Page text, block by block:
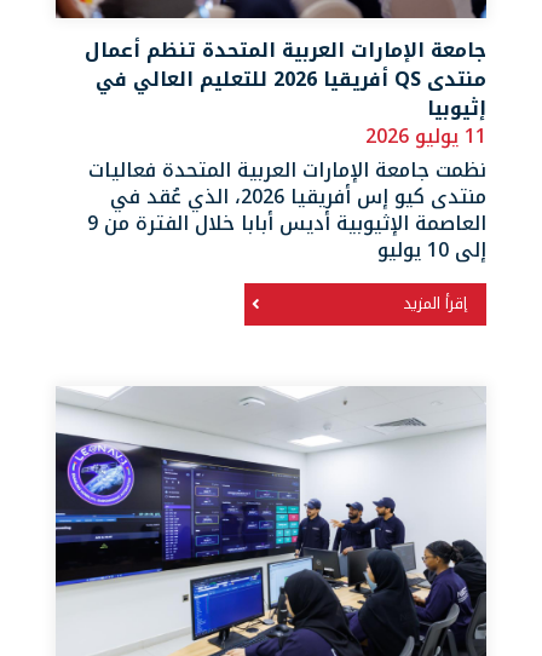
جامعة الإمارات العربية المتحدة تنظم أعمال
منتدى QS أفريقيا 2026 للتعليم العالي في
إثيوبيا
11 يوليو 2026
نظمت جامعة الإمارات العربية المتحدة فعاليات
منتدى كيو إس أفريقيا 2026، الذي عُقد في
العاصمة ‏الإثيوبية أديس أبابا خلال الفترة من ‏‎9
إقرأ المزيد